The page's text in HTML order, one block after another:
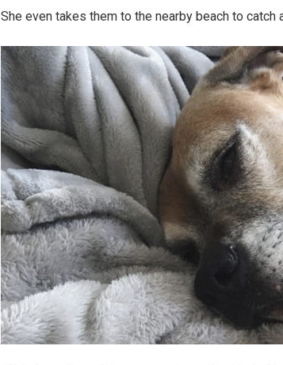
She even takes them to the nearby beach to catch